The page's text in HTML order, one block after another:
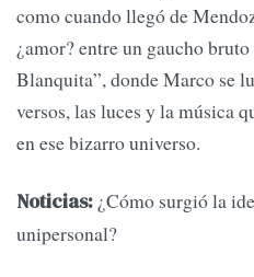
como cuando llegó de
¿amor? entre un gaucho
Blanquita”, donde Marco se
versos, las luces y la música
en ese bizarro universo.
Noticias: ¿Cómo surgió la
unipersonal?